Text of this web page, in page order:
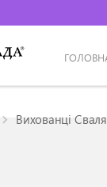
Вихованці